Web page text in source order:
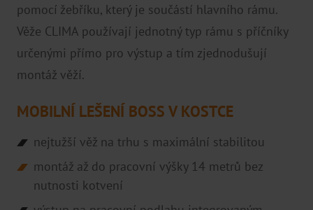
pomocí žebříku, který je součástí hlavního rámu.
Věže CLIMA používají jednotný typ rámu s příčníky
určenými přímo pro výstup a tím zjednodušují
montáž věží.
MOBILNÍ LEŠENÍ BOSS V KOSTCE
nejtužší věž na trhu s maximální stabilitou
montáž až do pracovní výšky 14 metrů bez
nutnosti kotvení